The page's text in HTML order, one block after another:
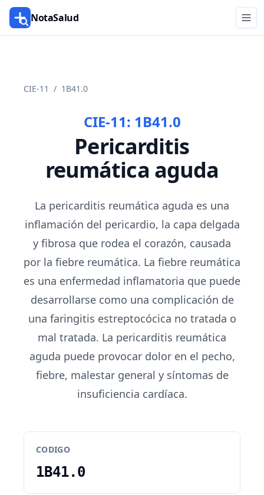
NotaSalud
CIE-11 / 1B41.0
CIE-11: 1B41.0
Pericarditis
reumática aguda
La pericarditis reumática aguda es una
inflamación del pericardio, la capa delgada
y fibrosa que rodea el corazón, causada
por la fiebre reumática. La fiebre reumática
es una enfermedad inflamatoria que puede
desarrollarse como una complicación de
una faringitis estreptocócica no tratada o
mal tratada. La pericarditis reumática
aguda puede provocar dolor en el pecho,
fiebre, malestar general y síntomas de
insuficiencia cardíaca.
CODIGO
1B41.0